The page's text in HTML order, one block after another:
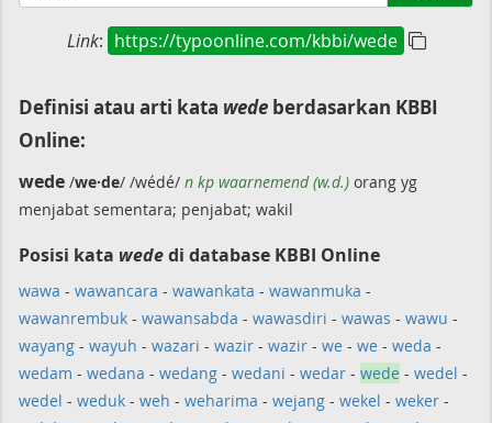
Link: https://typoonline.com/kbbi/wede
Definisi atau arti kata wede berdasarkan KBBI
Online:
wede /we·de/ /wédé/ n kp waarnemend (w.d.) orang yg
menjabat sementara; penjabat; wakil
Posisi kata wededi database KBBI Online
wawa - wawancara - wawankata - wawanmuka -
wawanrembuk - wawansabda - wawasdiri - wawas - wawu -
wayang - wayuh - wazari - wazir - wazir - we - we - weda -
wedam - wedana - wedang - wedani - wedar - wede - wedel -
wedel - weduk - weh - weharima - wejang - wekel - weker -